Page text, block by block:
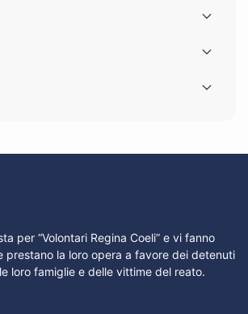
per “Volontari Regina Coeli” e vi fanno
prestano la loro opera a favore dei detenuti
loro famiglie e delle vittime del reato.